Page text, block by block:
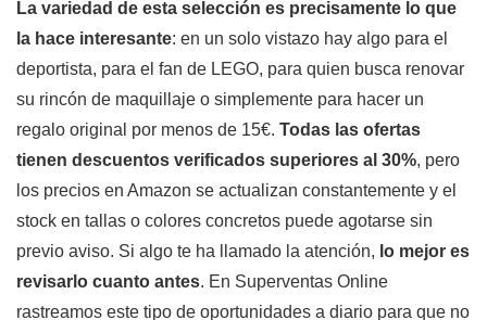
La variedad de esta selección es precisamente lo que
la hace interesante: en un solo vistazo hay algo para el
deportista, para el fan de LEGO, para quien busca renovar
su rincón de maquillaje o simplemente para hacer un
regalo original por menos de 15€. Todas las ofertas
tienen descuentos verificados superiores al 30%, pero
los precios en Amazon se actualizan constantemente y el
stock en tallas o colores concretos puede agotarse sin
previo aviso. Si algo te ha llamado la atención, lo mejor es
revisarlo cuanto antes. En Superventas Online
rastreamos este tipo de oportunidades a diario para que no